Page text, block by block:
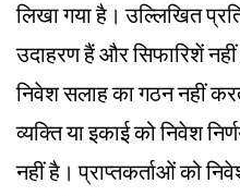
लिखा गया है। उल्लिखित
उदाहरण हैं और सिफारिशें
निवेश सलाह का गठन नहीं
व्यक्ति या इकाई को निवेश
नहीं है। प्राप्तकर्ताओं को